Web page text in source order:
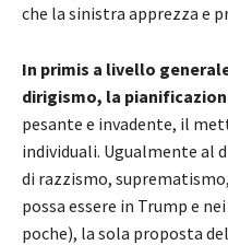
che la sinistra apprezza e
In primis a livello
dirigismo, la
pesante e invadente, il
individuali. Ugualmente al
di razzismo,
possa essere in Trump e
poche), la sola proposta del